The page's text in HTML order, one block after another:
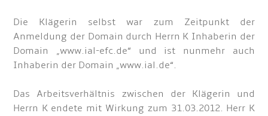
Die Klägerin selbst war zum Zeitpunkt der
Anmeldung der Domain durch Herrn K Inhaberin der
Domain „www.ial-efc.de“ und ist nunmehr auch
Inhaberin der Domain „www.ial.de“.
Das Arbeitsverhältnis zwischen der Klägerin und
Herrn K endete mit Wirkung zum 31.03.2012. Herr K